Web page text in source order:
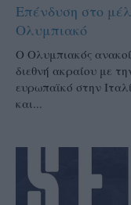
Επένδυση στο
Ολυμπιακό
Ο Ολυμπιακός
διεθνή ακραίου με
ευρωπαϊκό στην
και...